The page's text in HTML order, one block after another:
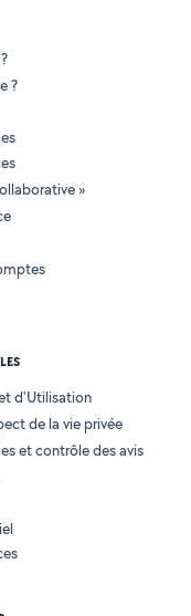
?
»
d'Utilisation
de la vie privée
et contrôle des avis